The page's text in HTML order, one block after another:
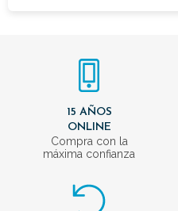
15 AÑOS
ONLINE
Compra con la
máxima confianza